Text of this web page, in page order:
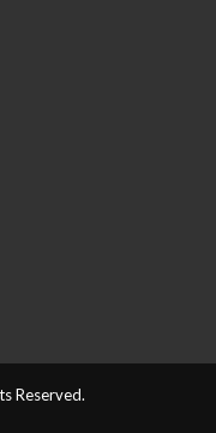
Reserved.